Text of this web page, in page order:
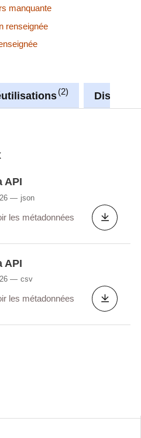
manquante
renseignée
2
API
json
les métadonnées
API
csv
les métadonnées